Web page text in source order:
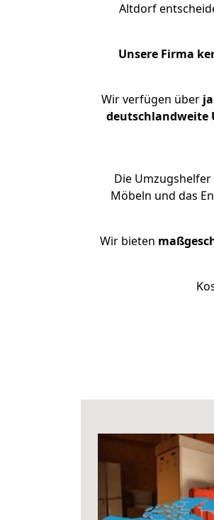
Altdorf
Unsere Firma
Wir verfügen über
deutschlandweite
Die
Möbeln und das
Wir bieten